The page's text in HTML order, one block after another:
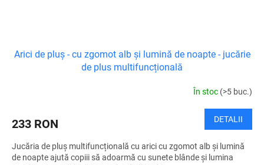
Arici de pluș - cu zgomot alb și lumină de noapte - jucărie
de plus multifuncțională
În stoc (>5 buc.)
233 RON DETALII
Jucăria de pluș multifuncțională cu arici cu zgomot alb și lumină
de noapte ajută copiii să adoarmă cu sunete blânde și lumina